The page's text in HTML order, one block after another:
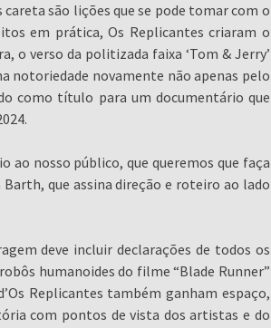
são lições que se pode tomar com o
em prática, Os Replicantes criaram o
o verso da politizada faixa ‘Tom & Jerry’
notoriedade novamente não apenas pelo
como título para um documentário que
ao nosso público, que queremos que faça
que assina direção e roteiro ao lado
deve incluir declarações de todos os
humanoides do filme “Blade Runner”
Replicantes também ganham espaço,
com pontos de vista dos artistas e do